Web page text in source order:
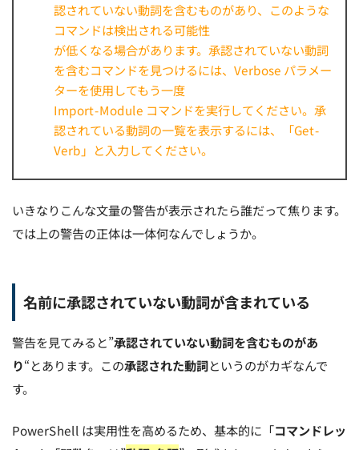
認されていない動詞を含むものがあり、このような
コマンドは検出される可能性
が低くなる場合があります。承認されていない動詞
を含むコマンドを見つけるには、Verbose パラメー
ターを使用してもう一度
Import-Module コマンドを実行してください。承
認されている動詞の一覧を表示するには、「Get-
Verb」と入力してください。
いきなりこんな文量の警告が表示されたら誰だって焦ります。
では上の警告の正体は一体何なんでしょうか。
名前に承認されていない動詞が含まれている
警告を見てみると”承認されていない動詞を含むものがあ
り“とあります。この承認された動詞というのがカギなんで
す。
PowerShell は実用性を高めるため、基本的に「コマンドレッ